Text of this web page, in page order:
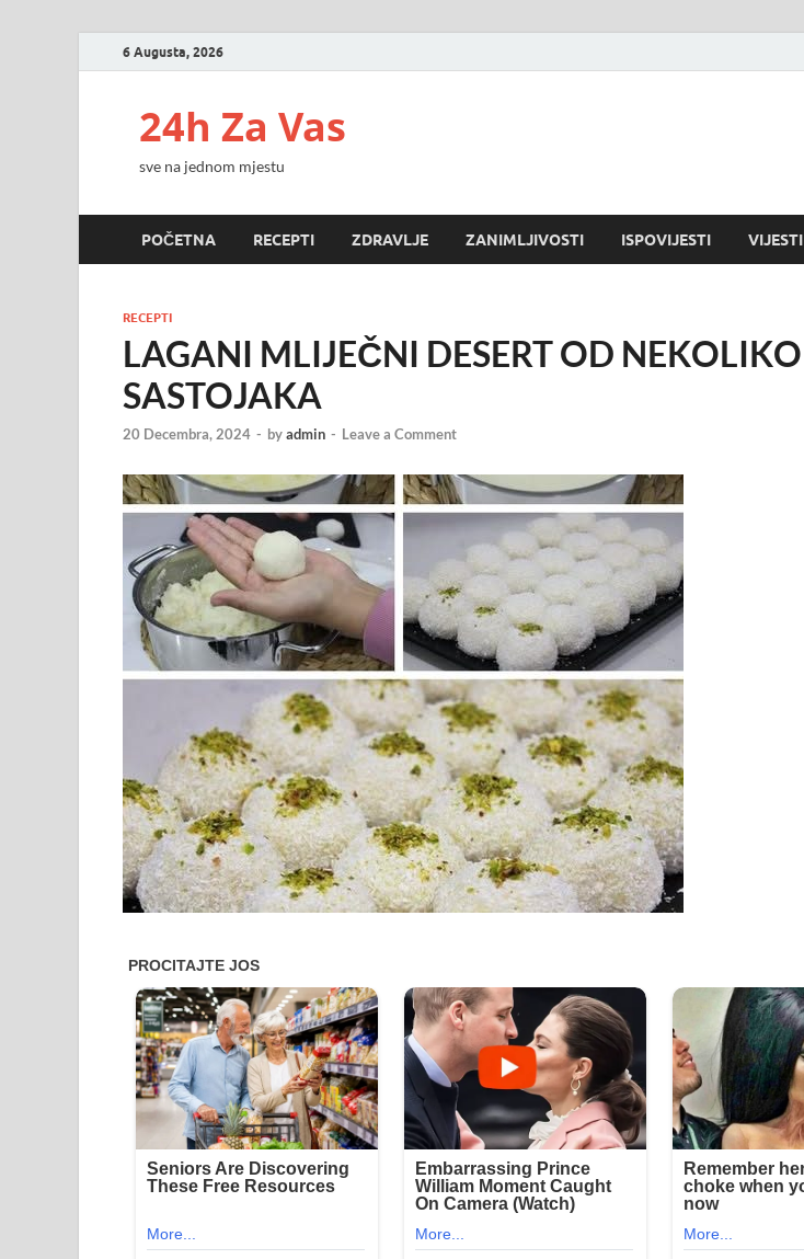
6 Augusta, 2026
24h Za Vas
sve na jednom mjestu
POČETNA RECEPTI ZDRAVLJE ZANIMLJIVOSTI ISPOVIJESTI VIJESTI
RECEPTI
LAGANI MLIJEČNI DESERT OD NEKOLIKO
SASTOJAKA
20 Decembra, 2024 - byadmin - Leave a Comment